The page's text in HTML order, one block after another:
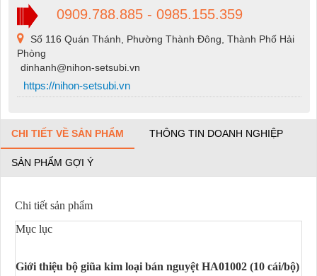
0909.788.885 - 0985.155.359
Số 116 Quán Thánh, Phường Thành Đông, Thành Phố Hải
Phòng
dinhanh@nihon-setsubi.vn
https://nihon-setsubi.vn
CHI TIẾT VỀ SẢN PHẨM THÔNG TIN DOANH NGHIỆP
SẢN PHẨM GỢI Ý
Chi tiết sản phẩm
Mục lục
Giới thiệu bộ giũa kim loại bán nguyệt HA01002 (10 cái/bộ)